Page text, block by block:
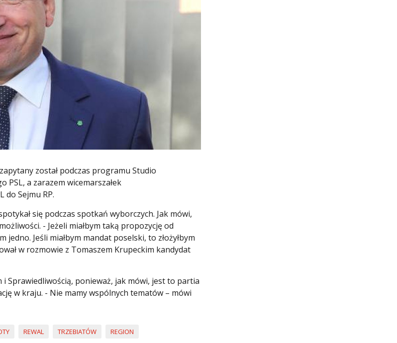
został podczas programu Studio
PSL, a zarazem wicemarszałek
do Sejmu RP.
się podczas spotkań wyborczych. Jak mówi,
- Jeżeli miałbym taką propozycję od
jedno. Jeśli miałbym mandat poselski, to złożyłbym
w rozmowie z Tomaszem Krupeckim kandydat
i Sprawiedliwością, ponieważ, jak mówi, jest to partia
w kraju. - Nie mamy wspólnych tematów – mówi
REWAL TRZEBIATÓW REGION